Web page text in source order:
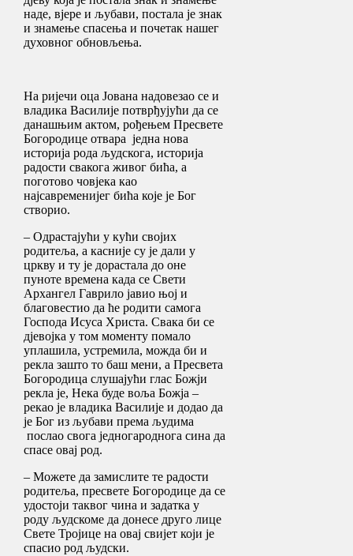
наде, вјере и љубави, постала је знак
и знамење спасења и почетак нашег
духовног обновљења.
На ријечи оца Јована надовезао се и
владика Василије потврђујући да се
данашњим актом, рођењем Пресвете
Богородице отвара једна нова
историја рода људскога, историја
радости свакога живог бића, а
поготово човјека као
најсавременијег бића које је Бог
створио.
– Одрастајући у кући својих
родитеља, а касније су је дали у
цркву и ту је дорастала до оне
пуноте времена када се Свети
Архангел Гаврило јавио њој и
благовестио да ће родити самога
Господа Исуса Христа. Свака би се
дјевојка у том моменту помало
уплашила, устремила, можда би и
рекла зашто то баш мени, а Пресвета
Богородица слушајући глас Божји
рекла је, Нека буде воља Божја –
рекао је владика Василије и додао да
је Бог из љубави према људима
послао свога једногароднога сина да
спасе овај род.
– Можете да замислите те радости
родитеља, пресвете Богородице да се
удостоји таквог чина и задатка у
роду људскоме да донесе друго лице
Свете Тројице на овај свијет који је
спасио род људски.